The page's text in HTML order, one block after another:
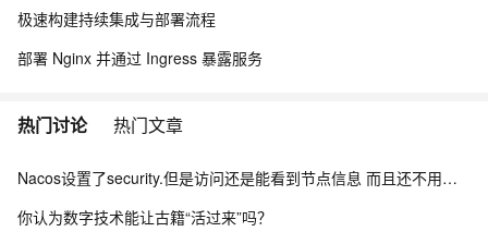
极速构建持续集成与部署流程
部署 Nginx 并通过 Ingress 暴露服务
热门讨论 热门文章
Nacos设置了security.但是访问还是能看到节点信息 而且还不用验证身份怎么办？
你认为数字技术能让古籍“活过来”吗？